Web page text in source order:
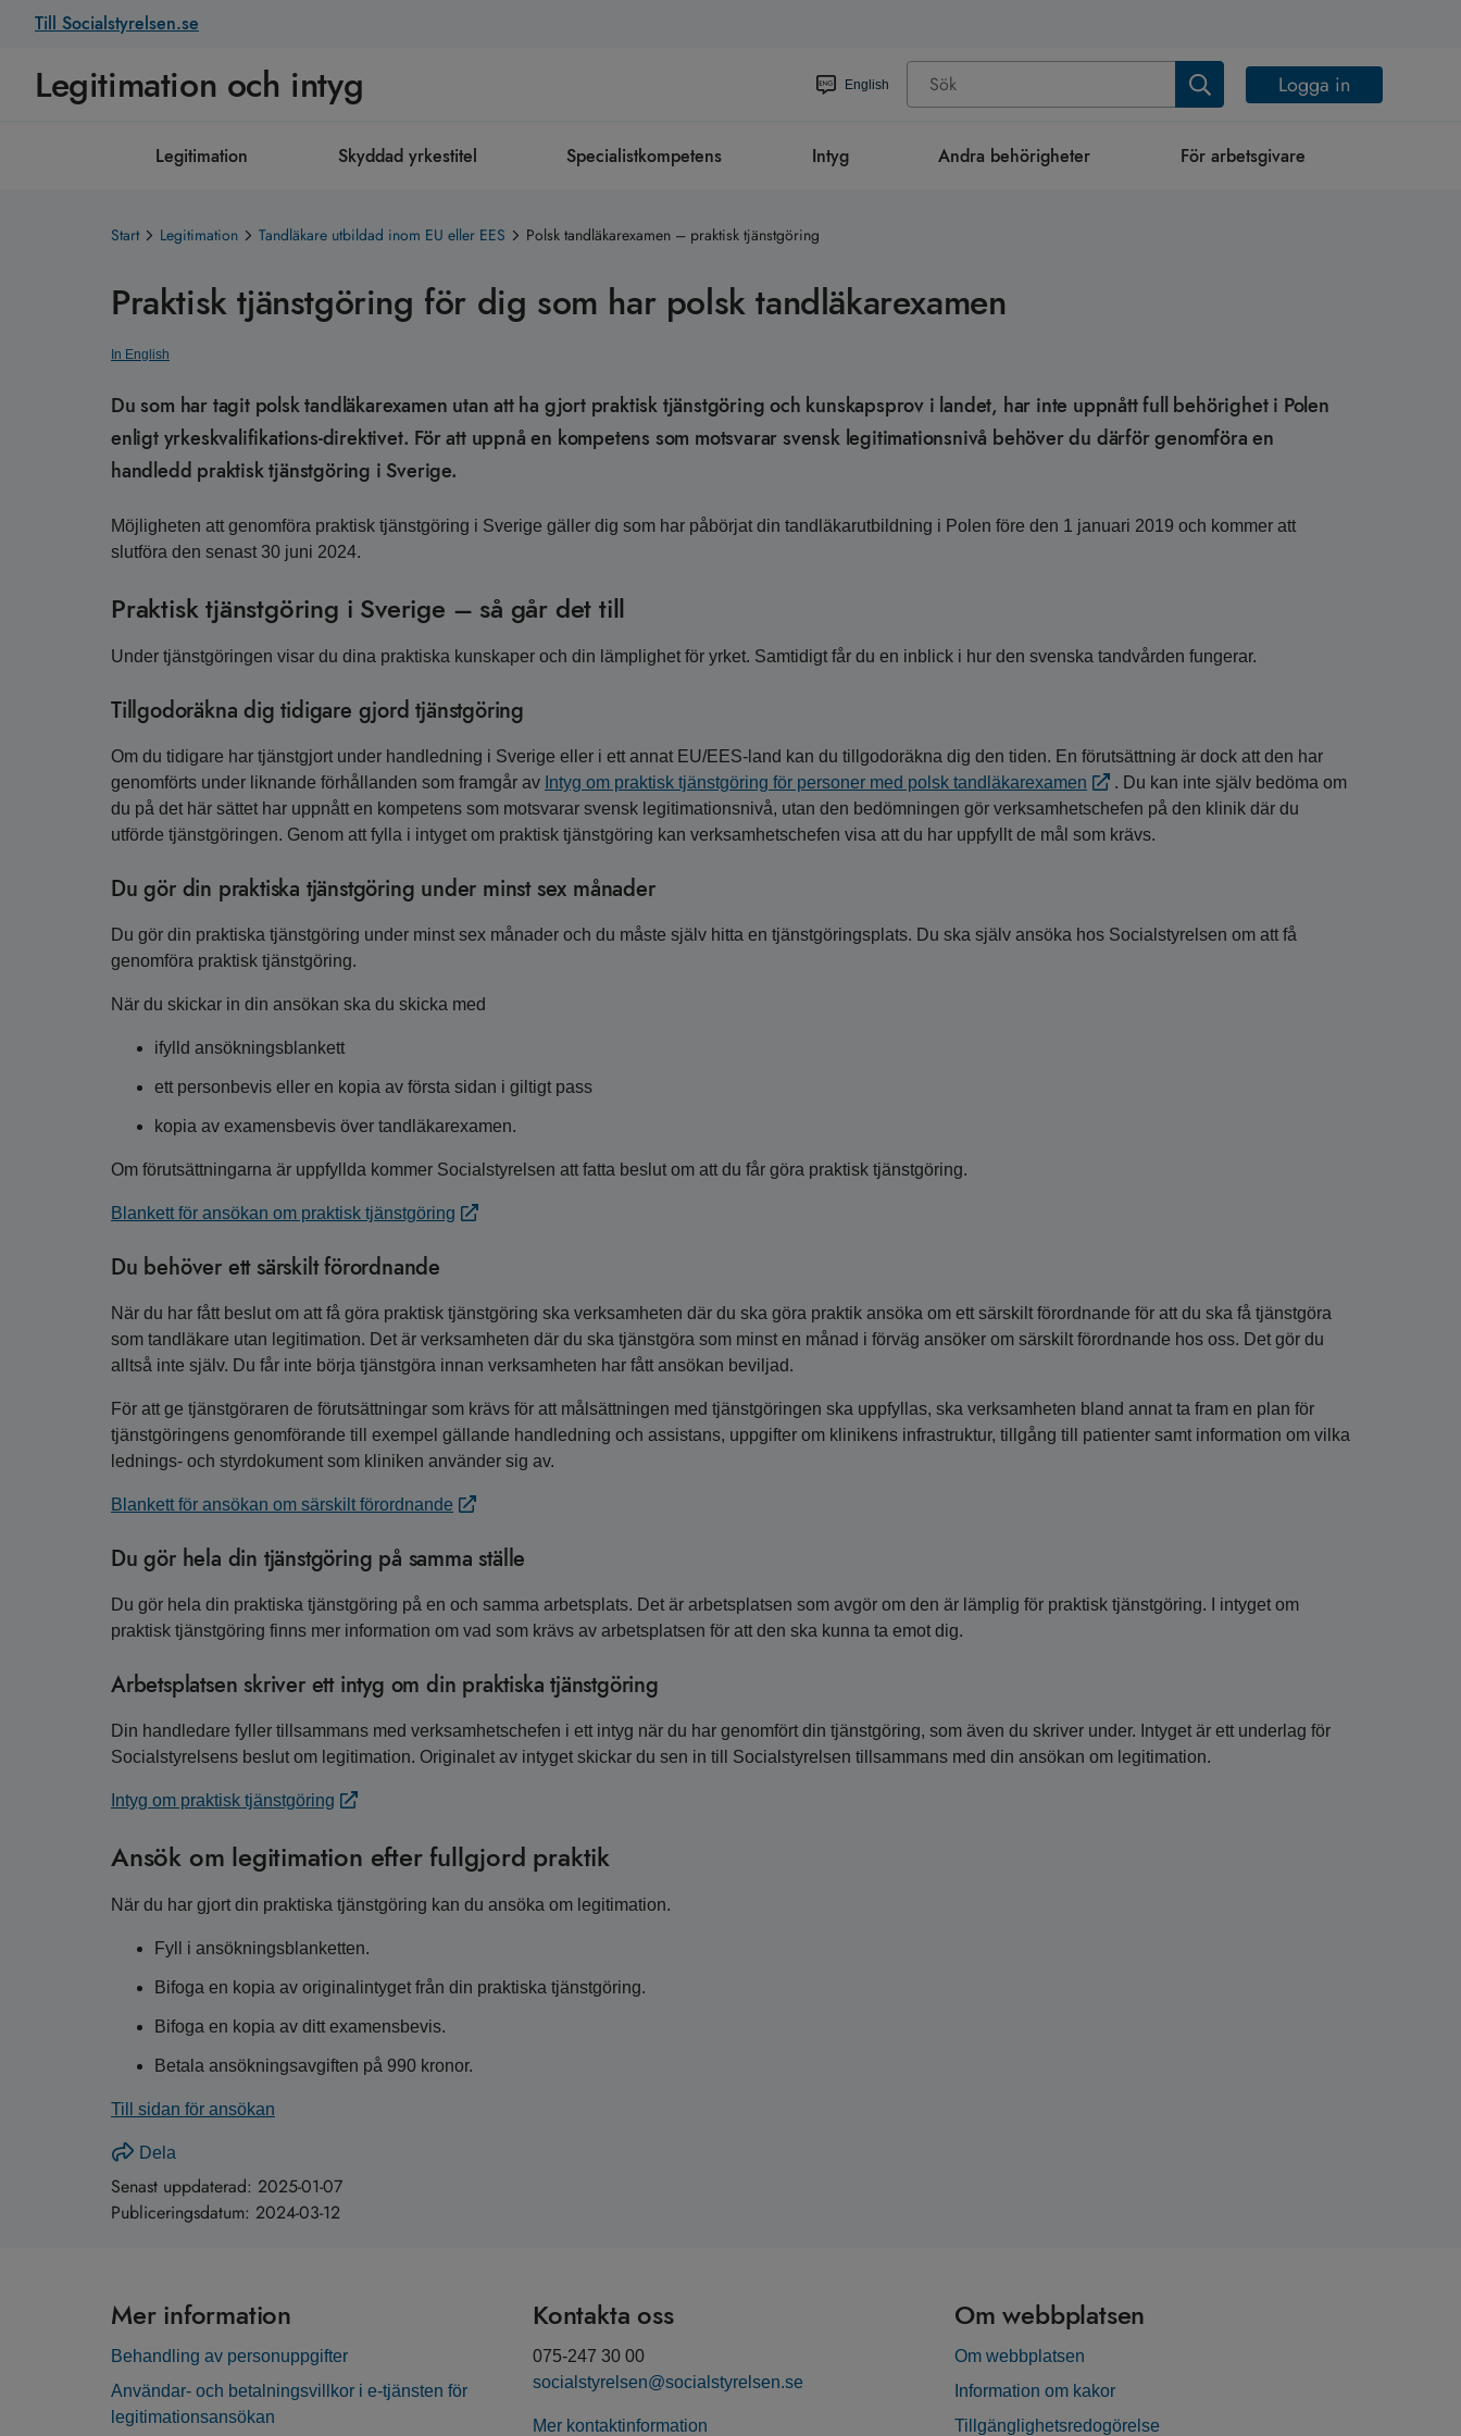
Till Socialstyrelsen.se
Legitimation och intyg English Logga in
Legitimation Skyddad yrkestitel Specialistkompetens Intyg Andra behörigheter För arbetsgivare
Start Legitimation Tandläkare utbildad inom EU eller EES Polsk tandläkarexamen – praktisk tjänstgöring
Praktisk tjänstgöring för dig som har polsk tandläkarexamen
In English
Du som har tagit polsk tandläkarexamen utan att ha gjort praktisk tjänstgöring och kunskapsprov i landet, har inte uppnått full behörighet i Polen
enligt yrkeskvalifikations-direktivet. För att uppnå en kompetens som motsvarar svensk legitimationsnivå behöver du därför genomföra en
handledd praktisk tjänstgöring i Sverige.
Möjligheten att genomföra praktisk tjänstgöring i Sverige gäller dig som har påbörjat din tandläkarutbildning i Polen före den 1 januari 2019 och kommer att
slutföra den senast 30 juni 2024.
Praktisk tjänstgöring i Sverige – så går det till
Under tjänstgöringen visar du dina praktiska kunskaper och din lämplighet för yrket. Samtidigt får du en inblick i hur den svenska tandvården fungerar.
Tillgodoräkna dig tidigare gjord tjänstgöring
Om du tidigare har tjänstgjort under handledning i Sverige eller i ett annat EU/EES-land kan du tillgodoräkna dig den tiden. En förutsättning är dock att den har
genomförts under liknande förhållanden som framgår av Intyg om praktisk tjänstgöring för personer med polsk tandläkarexamen
. Du kan inte själv bedöma om
du på det här sättet har uppnått en kompetens som motsvarar svensk legitimationsnivå, utan den bedömningen gör verksamhetschefen på den klinik där du
utförde tjänstgöringen. Genom att fylla i intyget om praktisk tjänstgöring kan verksamhetschefen visa att du har uppfyllt de mål som krävs.
Du gör din praktiska tjänstgöring under minst sex månader
Du gör din praktiska tjänstgöring under minst sex månader och du måste själv hitta en tjänstgöringsplats. Du ska själv ansöka hos Socialstyrelsen om att få
genomföra praktisk tjänstgöring.
När du skickar in din ansökan ska du skicka med
ifylld ansökningsblankett
ett personbevis eller en kopia av första sidan i giltigt pass
kopia av examensbevis över tandläkarexamen.
Om förutsättningarna är uppfyllda kommer Socialstyrelsen att fatta beslut om att du får göra praktisk tjänstgöring.
Blankett för ansökan om praktisk tjänstgöring
Du behöver ett särskilt förordnande
När du har fått beslut om att få göra praktisk tjänstgöring ska verksamheten där du ska göra praktik ansöka om ett särskilt förordnande för att du ska få tjänstgöra
som tandläkare utan legitimation. Det är verksamheten där du ska tjänstgöra som minst en månad i förväg ansöker om särskilt förordnande hos oss. Det gör du
alltså inte själv. Du får inte börja tjänstgöra innan verksamheten har fått ansökan beviljad.
För att ge tjänstgöraren de förutsättningar som krävs för att målsättningen med tjänstgöringen ska uppfyllas, ska verksamheten bland annat ta fram en plan för
tjänstgöringens genomförande till exempel gällande handledning och assistans, uppgifter om klinikens infrastruktur, tillgång till patienter samt information om vilka
lednings- och styrdokument som kliniken använder sig av.
Blankett för ansökan om särskilt förordnande
Du gör hela din tjänstgöring på samma ställe
Du gör hela din praktiska tjänstgöring på en och samma arbetsplats. Det är arbetsplatsen som avgör om den är lämplig för praktisk tjänstgöring. I intyget om
praktisk tjänstgöring finns mer information om vad som krävs av arbetsplatsen för att den ska kunna ta emot dig.
Arbetsplatsen skriver ett intyg om din praktiska tjänstgöring
Din handledare fyller tillsammans med verksamhetschefen i ett intyg när du har genomfört din tjänstgöring, som även du skriver under. Intyget är ett underlag för
Socialstyrelsens beslut om legitimation. Originalet av intyget skickar du sen in till Socialstyrelsen tillsammans med din ansökan om legitimation.
Intyg om praktisk tjänstgöring
Ansök om legitimation efter fullgjord praktik
När du har gjort din praktiska tjänstgöring kan du ansöka om legitimation.
Fyll i ansökningsblanketten.
Bifoga en kopia av originalintyget från din praktiska tjänstgöring.
Bifoga en kopia av ditt examensbevis.
Betala ansökningsavgiften på 990 kronor.
Till sidan för ansökan
Dela
Senast uppdaterad: 2025-01-07
Publiceringsdatum: 2024-03-12
Mer information
Behandling av personuppgifter
Användar- och betalningsvillkor i e-tjänsten för
legitimationsansökan
Kontakta oss
075-247 30 00
socialstyrelsen@socialstyrelsen.se
Mer kontaktinformation
Om webbplatsen
Om webbplatsen
Information om kakor
Tillgänglighetsredogörelse